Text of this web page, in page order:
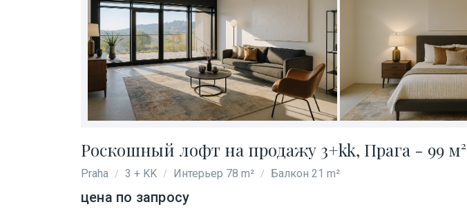
Роскошный лофт на продажу 3+kk, Прага - 99 м²
Praha / 3 + KK / Интерьер 78 m² / Балкон 21 m²
цена по запросу